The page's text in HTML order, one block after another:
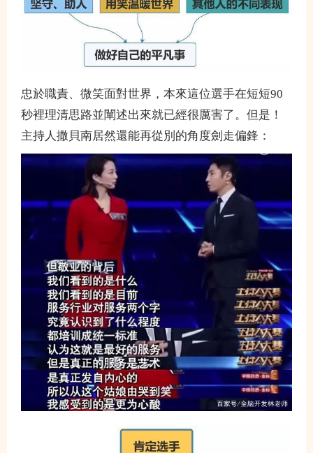
忠於職責、微笑面對世界，本來這位選手在短短90
秒裡理清思路並闡述出來就已經很厲害了。但是！
主持人撒貝南居然還能再從別的角度劍走偏鋒：